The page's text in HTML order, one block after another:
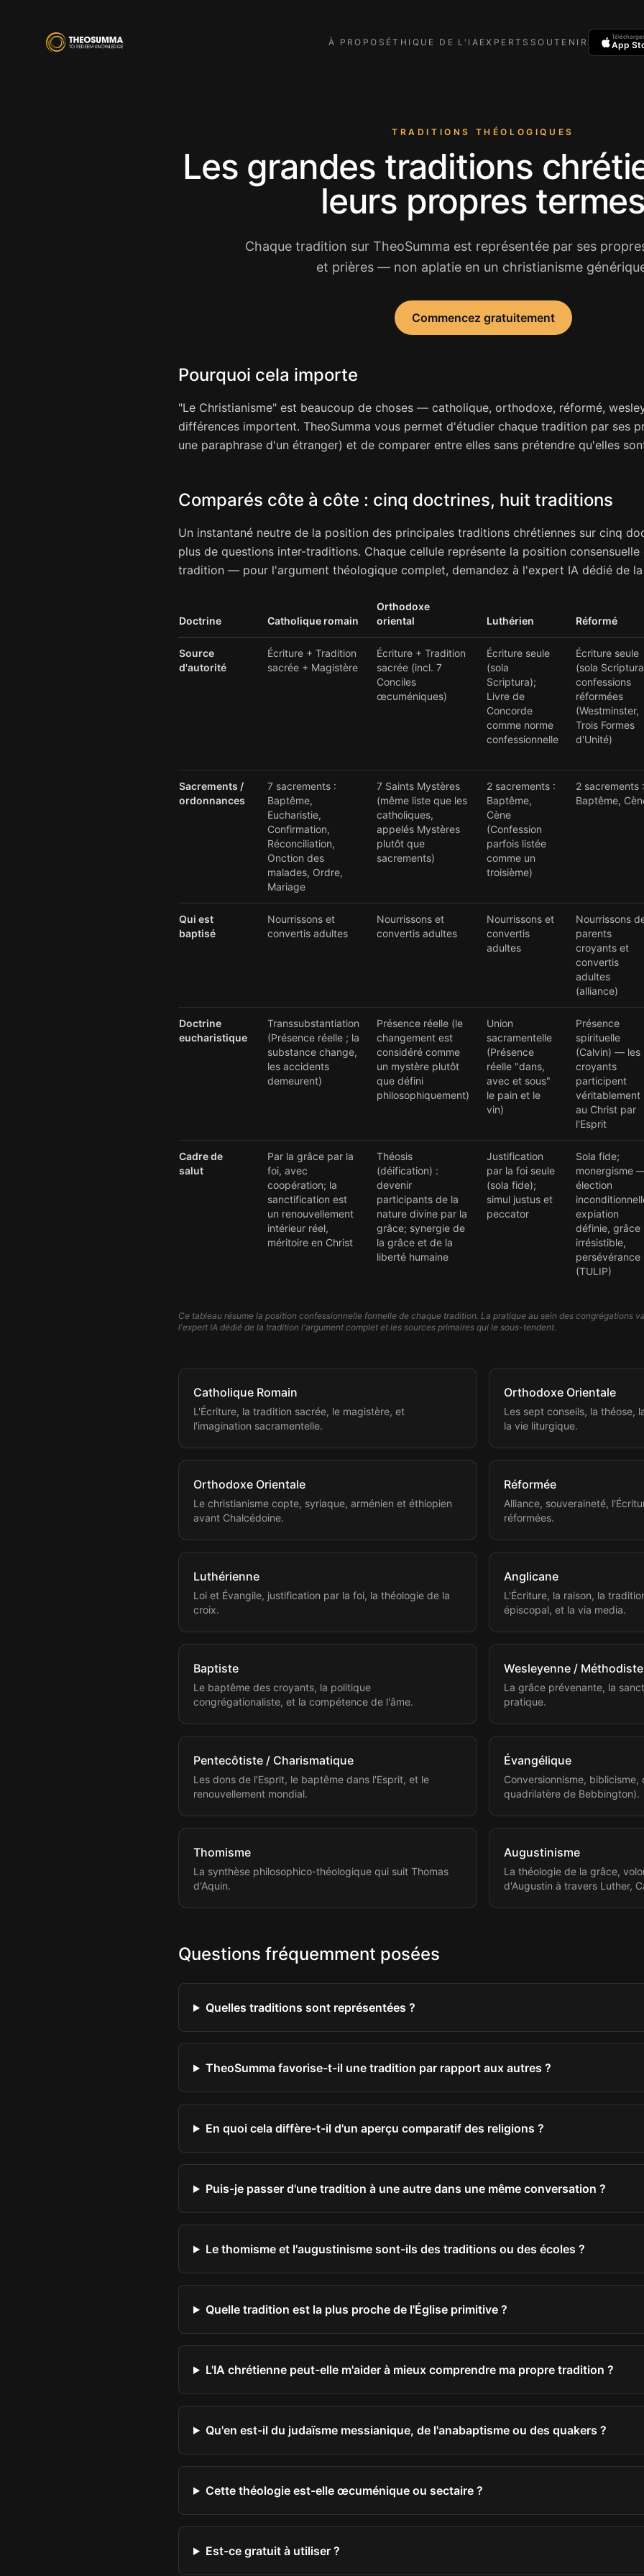
À PROPOS ÉTHIQUE DE L'IA EXPERTS SOUTENIR App
TRADITIONS THÉOLOGIQUES
Les grandes traditions
leurs propres termes
Chaque tradition sur TheoSumma est représentée par ses
et prières — non aplatie en un christianisme
Commencez gratuitement
Pourquoi cela importe
"Le Christianisme" est beaucoup de choses — catholique, orthodoxe, réformé,
différences importent. TheoSumma vous permet d'étudier chaque tradition par ses
une paraphrase d'un étranger) et de comparer entre elles sans prétendre qu'elles
Comparés côte à côte : cinq doctrines, huit traditions
Un instantané neutre de la position des principales traditions chrétiennes sur cinq
plus de questions inter-traditions. Chaque cellule représente la position
tradition — pour l'argument théologique complet, demandez à l'expert IA dédié de
Doctrine Catholique romain
Orthodoxe
oriental
Luthérien Réformé
Source
d'autorité
Écriture + Tradition
sacrée + Magistère
Écriture + Tradition
sacrée (incl. 7
Conciles
œcuméniques)
Écriture seule
(sola
Scriptura);
Livre de
Concorde
comme norme
confessionnelle
Écriture seule
(sola
confessions
réformées
(Westminster,
Trois Formes
d'Unité)
Sacrements /
ordonnances
7 sacrements :
Baptême,
Eucharistie,
Confirmation,
Réconciliation,
Onction des
malades, Ordre,
Mariage
7 Saints Mystères
(même liste que les
catholiques,
appelés Mystères
plutôt que
sacrements)
2 sacrements :
Baptême,
Cène
(Confession
parfois listée
comme un
troisième)
2 sacrements :
Baptême,
Qui est
baptisé
Nourrissons et
convertis adultes
Nourrissons et
convertis adultes
Nourrissons et
convertis
adultes
Nourrissons
parents
croyants et
convertis
adultes
(alliance)
Doctrine
eucharistique
Transsubstantiation
(Présence réelle ; la
substance change,
les accidents
demeurent)
Présence réelle (le
changement est
considéré comme
un mystère plutôt
que défini
philosophiquement)
Union
sacramentelle
(Présence
réelle "dans,
avec et sous"
le pain et le
vin)
Présence
spirituelle
(Calvin) — les
croyants
participent
véritablement
au Christ par
l'Esprit
Cadre de
salut
Par la grâce par la
foi, avec
coopération; la
sanctification est
un renouvellement
intérieur réel,
méritoire en Christ
Théosis
(déification) :
devenir
participants de la
nature divine par la
grâce; synergie de
la grâce et de la
liberté humaine
Justification
par la foi seule
(sola fide);
simul justus et
peccator
Sola fide;
monergisme
élection
expiation
définie, grâce
irrésistible,
persévérance
(TULIP)
Ce tableau résume la position confessionnelle formelle de chaque tradition. La pratique au sein des congrégations
l'expert IA dédié de la tradition l'argument complet et les sources primaires qui le sous-tendent.
Catholique Romain
L'Écriture, la tradition sacrée, le magistère, et
l'imagination sacramentelle.
Orthodoxe Orientale
Les sept conseils, la théose,
la vie liturgique.
Orthodoxe Orientale
Le christianisme copte, syriaque, arménien et éthiopien
avant Chalcédoine.
Réformée
Alliance, souveraineté,
réformées.
Luthérienne
Loi et Évangile, justification par la foi, la théologie de la
croix.
Anglicane
L'Écriture, la raison, la
épiscopal, et la via media.
Baptiste
Le baptême des croyants, la politique
congrégationaliste, et la compétence de l'âme.
Wesleyenne / Méthodiste
La grâce prévenante, la
pratique.
Pentecôtiste / Charismatique
Les dons de l'Esprit, le baptême dans l'Esprit, et le
renouvellement mondial.
Évangélique
Conversionnisme,
quadrilatère de Bebbington).
Thomisme
La synthèse philosophico-théologique qui suit Thomas
d'Aquin.
Augustinisme
La théologie de la grâce,
d'Augustin à travers Luther,
Questions fréquemment posées
Quelles traditions sont représentées ?
TheoSumma favorise-t-il une tradition par rapport aux autres ?
En quoi cela diffère-t-il d'un aperçu comparatif des religions ?
Puis-je passer d'une tradition à une autre dans une même conversation ?
Le thomisme et l'augustinisme sont-ils des traditions ou des écoles ?
Quelle tradition est la plus proche de l'Église primitive ?
L'IA chrétienne peut-elle m'aider à mieux comprendre ma propre tradition ?
Qu'en est-il du judaïsme messianique, de l'anabaptisme ou des quakers ?
Cette théologie est-elle œcuménique ou sectaire ?
Est-ce gratuit à utiliser ?